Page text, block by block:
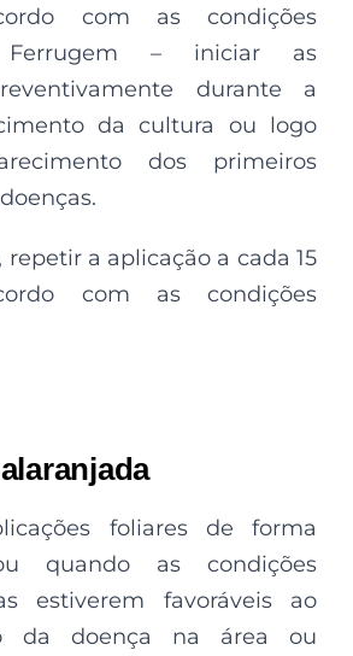
com as condições
Ferrugem – iniciar as
durante a
da cultura ou logo
dos primeiros
repetir a aplicação a cada 15
com as condições
foliares de forma
quando as condições
estiverem favoráveis ao
da doença na área ou